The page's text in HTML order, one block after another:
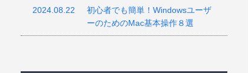
2024.08.22
初心者でも簡単！Windowsユーザ
ーのためのMac基本操作８選